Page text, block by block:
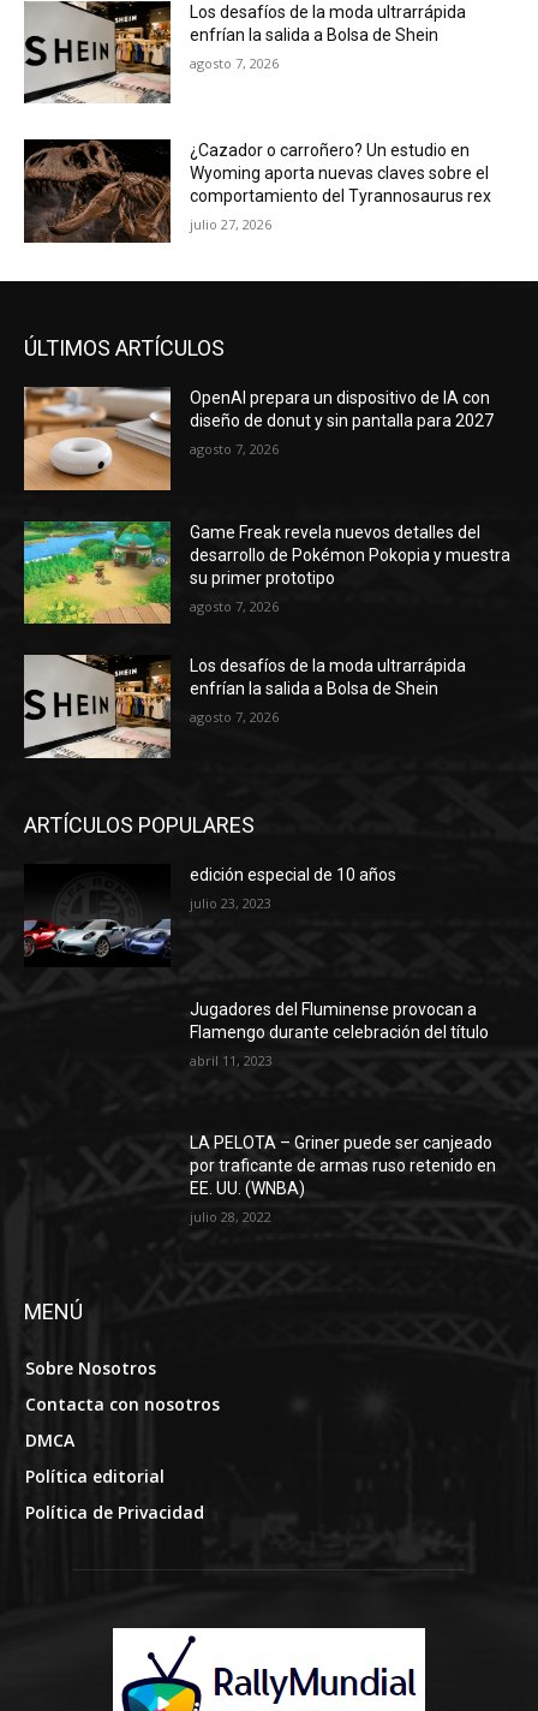
Los desafíos de la moda ultrarrápida
enfrían la salida a Bolsa de Shein
agosto 7, 2026
¿Cazador o carroñero? Un estudio en
Wyoming aporta nuevas claves sobre el
comportamiento del Tyrannosaurus rex
julio 27, 2026
ÚLTIMOS ARTÍCULOS
OpenAI prepara un dispositivo de IA con
diseño de donut y sin pantalla para 2027
agosto 7, 2026
Game Freak revela nuevos detalles del
desarrollo de Pokémon Pokopia y muestra
su primer prototipo
agosto 7, 2026
Los desafíos de la moda ultrarrápida
enfrían la salida a Bolsa de Shein
agosto 7, 2026
ARTÍCULOS POPULARES
edición especial de 10 años
julio 23, 2023
Jugadores del Fluminense provocan a
Flamengo durante celebración del título
abril 11, 2023
LA PELOTA – Griner puede ser canjeado
por traficante de armas ruso retenido en
EE. UU. (WNBA)
julio 28, 2022
MENÚ
Sobre Nosotros
Contacta con nosotros
DMCA
Política editorial
Política de Privacidad